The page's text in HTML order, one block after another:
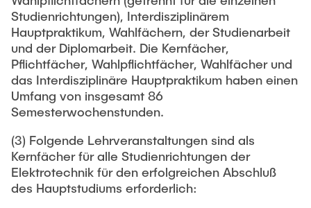
Studienrichtungen), Interdisziplinärem
Hauptpraktikum, Wahlfächern, der Studienarbeit
und der Diplomarbeit. Die Kernfächer,
Pflichtfächer, Wahlpflichtfächer, Wahlfächer und
das Interdisziplinäre Hauptpraktikum haben einen
Umfang von insgesamt 86
Semesterwochenstunden.
(3) Folgende Lehrveranstaltungen sind als
Kernfächer für alle Studienrichtungen der
Elektrotechnik für den erfolgreichen Abschluß
des Hauptstudiums erforderlich: